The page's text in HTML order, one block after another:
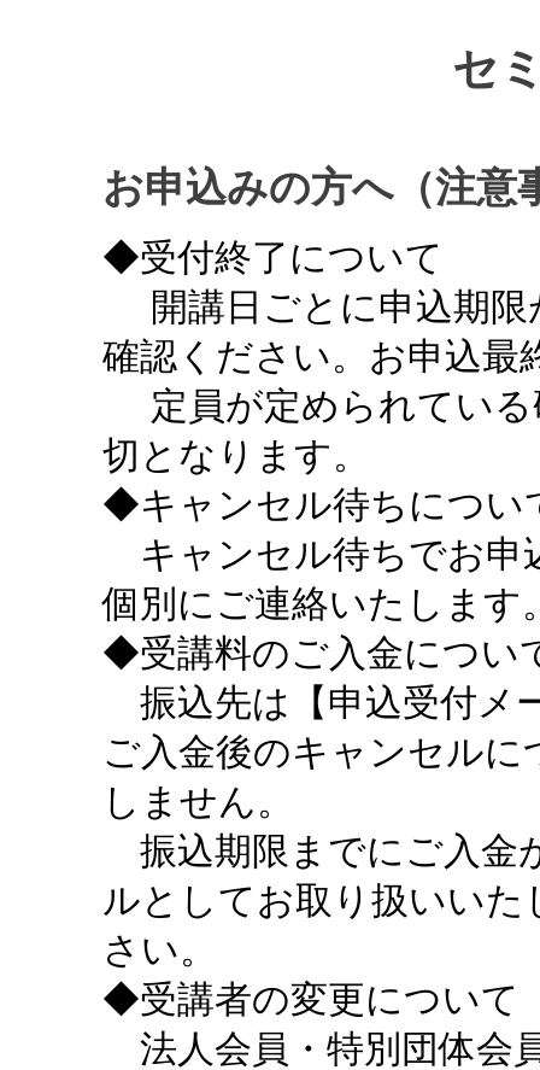
セ
お申込みの方へ（注意
◆受付終了について
開講日ごとに申込期限
確認ください。お申込最
定員が定められている
切となります。
◆キャンセル待ちについ
キャンセル待ちでお申
個別にご連絡いたします
◆受講料のご入金につい
振込先は【申込受付メ
ご入金後のキャンセル
しません。
振込期限までにご入金
ルとしてお取り扱いい
さい。
◆受講者の変更について
法人会員・特別団体会